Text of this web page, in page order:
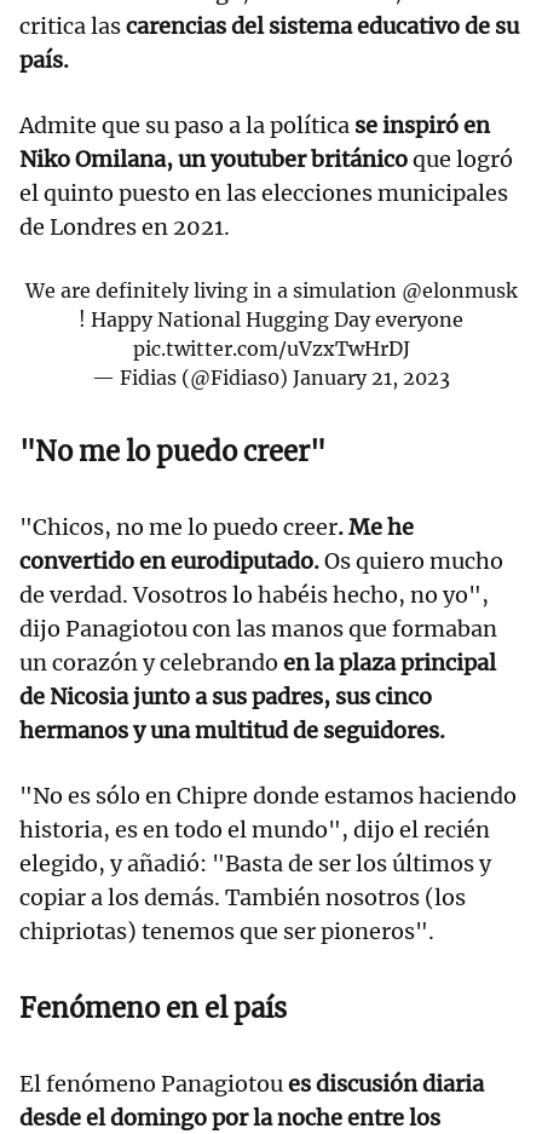
critica lascarencias del sistema educativo de su
país.
Admite que su paso a la política se inspiró en
Niko Omilana, un youtuber británicoque logró
el quinto puesto en las elecciones municipales
de Londres en 2021.
We are definitely living in a simulation @elonmusk
! Happy National Hugging Day everyone
pic.twitter.com/uVzxTwHrDJ
— Fidias (@Fidias0) January 21, 2023
"No me lo puedo creer"
"Chicos, no me lo puedo creer. Me he
convertido en eurodiputado.Os quiero mucho
de verdad. Vosotros lo habéis hecho, no yo",
dijo Panagiotou con las manos que formaban
un corazón y celebrando en la plaza principal
de Nicosia junto a sus padres, sus cinco
hermanos y una multitud de seguidores.
"No es sólo en Chipre donde estamos haciendo
historia, es en todo el mundo", dijo el recién
elegido, y añadió: "Basta de ser los últimos y
copiar a los demás. También nosotros (los
chipriotas) tenemos que ser pioneros".
Fenómeno en el país
El fenómeno Panagiotoues discusión diaria
desde el domingo por la noche entre los